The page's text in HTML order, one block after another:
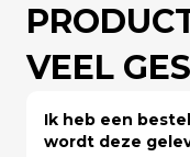
VEEL
Ik heb een
wordt deze